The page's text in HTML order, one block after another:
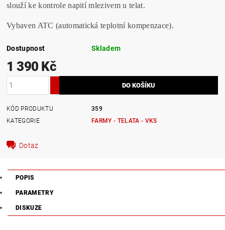
slouží ke kontrole napití mlezivem u telat.
Vybaven ATC (automatická teplotní kompenzace).
Dostupnost Skladem
1 390 Kč
KÓD PRODUKTU
359
KATEGORIE
FARMY - TELATA - VKS
Dotaz
POPIS
PARAMETRY
DISKUZE